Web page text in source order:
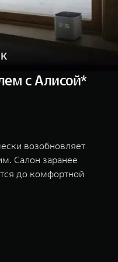
с Алисой*
возобновляет
Салон заранее
до комфортной
из дома.